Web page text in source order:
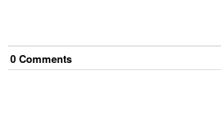
0 Comments